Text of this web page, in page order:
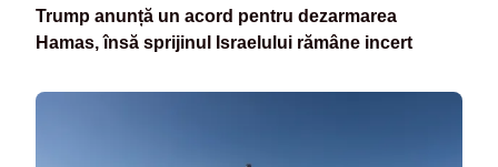
Trump anunță un acord pentru dezarmarea
Hamas, însă sprijinul Israelului rămâne incert